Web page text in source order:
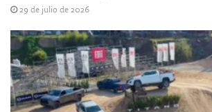
29 de julio de 2026